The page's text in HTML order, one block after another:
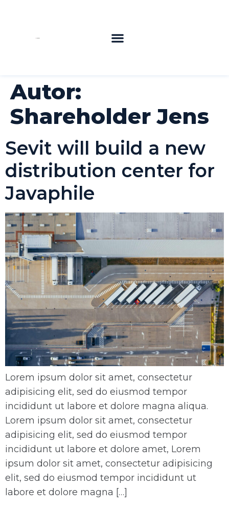
Autor:
Shareholder Jens
Sevit will build a new
distribution center for
Javaphile
Lorem ipsum dolor sit amet, consectetur
adipisicing elit, sed do eiusmod tempor
incididunt ut labore et dolore magna aliqua.
Lorem ipsum dolor sit amet, consectetur
adipisicing elit, sed do eiusmod tempor
incididunt ut labore et dolore amet, Lorem
ipsum dolor sit amet, consectetur adipisicing
elit, sed do eiusmod tempor incididunt ut
labore et dolore magna […]